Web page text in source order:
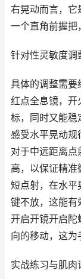
右晃动而言，它
一个直角前握把
针对性灵敏度调
具体的调整需要
红点全息镜，开
标，同时又能稳
感受水平晃动规
对于中远距离
高，以保证精
短点射，在水平
键不放，这能有
开启开镜开启陀
向的移动，这为
实战练习与肌肉